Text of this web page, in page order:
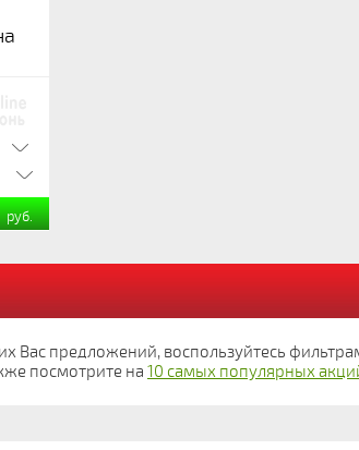
руб.
Вас предложений, воспользуйтесь
посмотрите на 10 самых популярных